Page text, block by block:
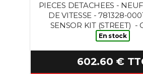
PIECES DETACHEES -
DE VITESSE - 781328-
SENSOR KIT (STREET) -
En stock
602.60 €